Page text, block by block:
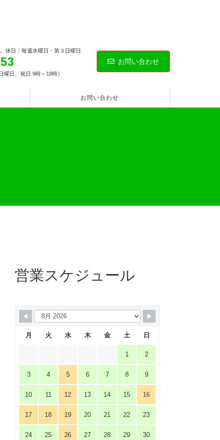
休日：毎週水曜日・第３日曜日
日、祝日 9時～18時）
お問い合わせ
お問い合わせ
営業スケジュール
月 火 水 木 金 土 日
1 2
3 4 5 6 7 8 9
10 11 12 13 14 15 16
17 18 19 20 21 22 23
24 25 26 27 28 29 30